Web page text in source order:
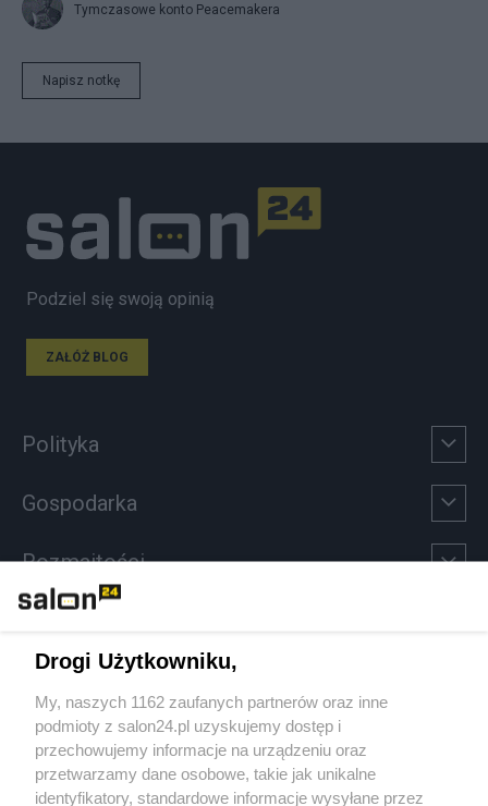
Tymczasowe konto Peacemakera
Napisz notkę
Podziel się swoją opinią
ZAŁÓŻ BLOG
Polityka
Gospodarka
Rozmaitości
Sport
Społeczeństwo
Kultura
Drogi Użytkowniku,
My, naszych 1162 zaufanych partnerów oraz inne
podmioty z salon24.pl uzyskujemy dostęp i
przechowujemy informacje na urządzeniu oraz
przetwarzamy dane osobowe, takie jak unikalne
identyfikatory, standardowe informacje wysyłane przez